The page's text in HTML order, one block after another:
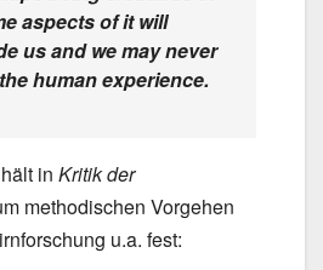
aspects of it will
us and we may never
human experience.
in Kritik der
methodischen Vorgehen
u.a. fest: